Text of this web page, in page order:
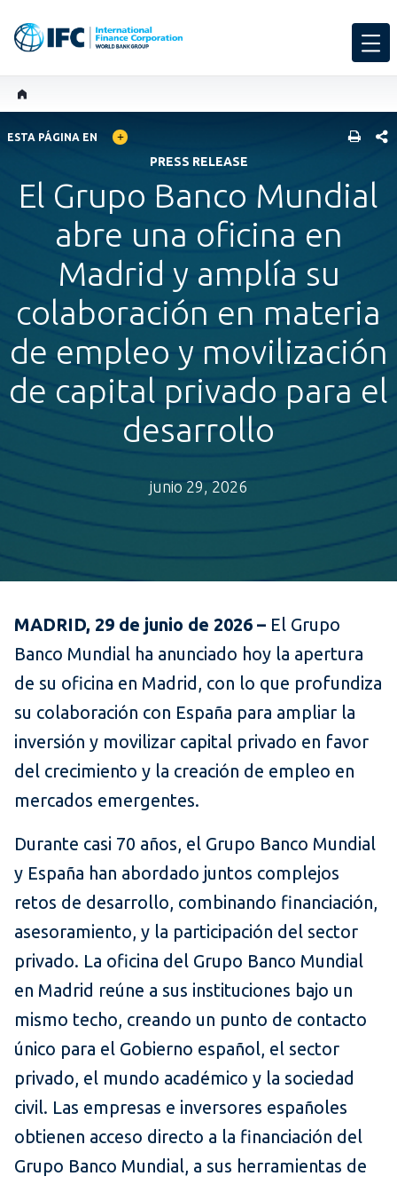
GLOBAL LANGUAGE TOGGLER
ESTA PÁGINA EN
PRESS RELEASE
El Grupo Banco Mundial
abre una oficina en
Madrid y amplía su
colaboración en materia
de empleo y movilización
de capital privado para el
desarrollo
junio 29, 2026
MADRID, 29 de junio de 2026 – El Grupo
Banco Mundial ha anunciado hoy la apertura
de su oficina en Madrid, con lo que profundiza
su colaboración con España para ampliar la
inversión y movilizar capital privado en favor
del crecimiento y la creación de empleo en
mercados emergentes.
Durante casi 70 años, el Grupo Banco Mundial
y España han abordado juntos complejos
retos de desarrollo, combinando financiación,
asesoramiento, y la participación del sector
privado. La oficina del Grupo Banco Mundial
en Madrid reúne a sus instituciones bajo un
mismo techo, creando un punto de contacto
único para el Gobierno español, el sector
privado, el mundo académico y la sociedad
civil. Las empresas e inversores españoles
obtienen acceso directo a la financiación del
Grupo Banco Mundial, a sus herramientas de